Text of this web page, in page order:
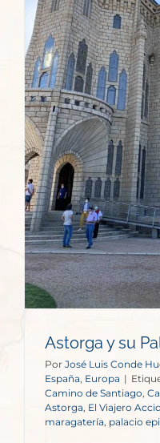
Astorga y su
Por José Luis Conde
España, Europa |
Camino de Santiago
Astorga El Viajero
maragatería, palacio